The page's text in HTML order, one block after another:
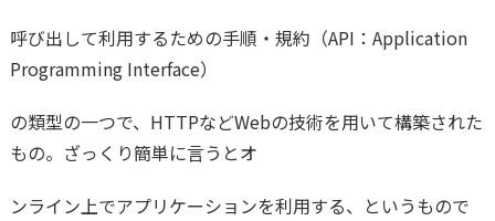
呼び出して利用するための手順・規約（API：Application
Programming Interface）
の類型の一つで、HTTPなどWebの技術を用いて構築された
もの。ざっくり簡単に言うとオ
ンライン上でアプリケーションを利用する、というもので